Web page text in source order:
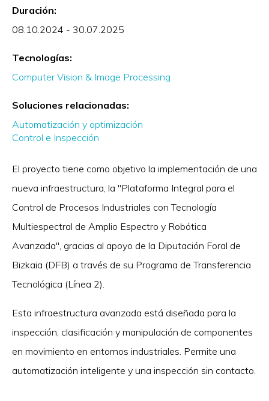
Duración:
08.10.2024 - 30.07.2025
Tecnologías:
Computer Vision & Image Processing
Soluciones relacionadas:
Automatización y optimización
Control e Inspección
El proyecto tiene como objetivo la implementación de una
nueva infraestructura, la "Plataforma Integral para el
Control de Procesos Industriales con Tecnología
Multiespectral de Amplio Espectro y Robótica
Avanzada", gracias al apoyo de la Diputación Foral de
Bizkaia (DFB) a través de su Programa de Transferencia
Tecnológica (Línea 2).
Esta infraestructura avanzada está diseñada para la
inspección, clasificación y manipulación de componentes
en movimiento en entornos industriales. Permite una
automatización inteligente y una inspección sin contacto.